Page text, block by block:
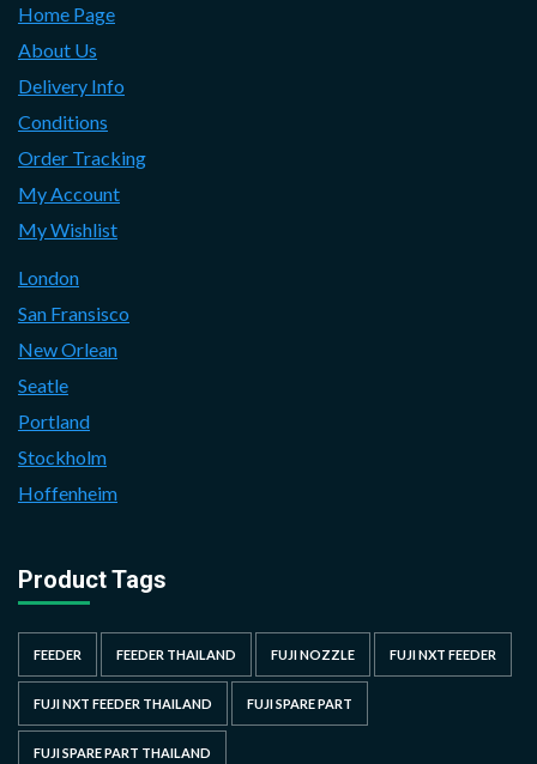
Home Page
About Us
Delivery Info
Conditions
Order Tracking
My Account
My Wishlist
London
San Fransisco
New Orlean
Seatle
Portland
Stockholm
Hoffenheim
Product Tags
FEEDER FEEDER THAILAND FUJI NOZZLE FUJI NXT FEEDER
FUJI NXT FEEDER THAILAND FUJI SPARE PART
FUJI SPARE PART THAILAND